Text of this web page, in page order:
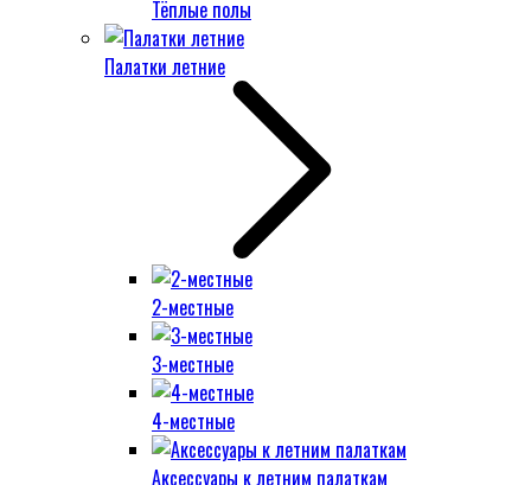
Тёплые полы
Палатки летние
2-местные
3-местные
4-местные
Аксессуары к летним палаткам